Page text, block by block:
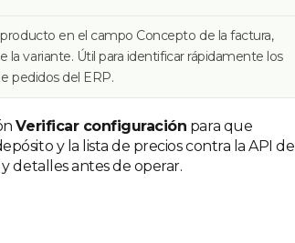
en el campo Concepto de la factura,
la variante. Útil para identificar rápidamente los
pedidos del ERP.
Verificar configuración para que
y la lista de precios contra la API de
detalles antes de operar.